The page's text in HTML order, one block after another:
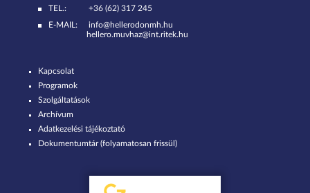
TEL.:
+36 (62) 317 245
E-MAIL:
info@hellerodonmh.hu
hellero.muvhaz@int.ritek.hu
Kapcsolat
Programok
Szolgáltatások
Archívum
Adatkezelési tájékoztató
Dokumentumtár (folyamatosan frissül)